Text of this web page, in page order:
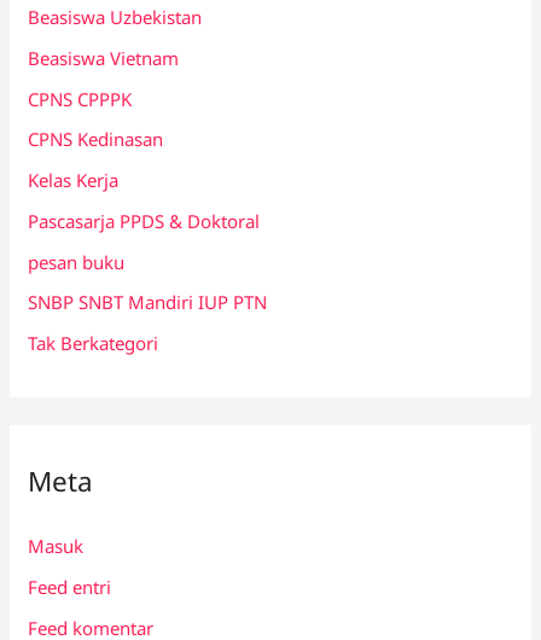
Beasiswa Uzbekistan
Beasiswa Vietnam
CPNS CPPPK
CPNS Kedinasan
Kelas Kerja
Pascasarja PPDS & Doktoral
pesan buku
SNBP SNBT Mandiri IUP PTN
Tak Berkategori
Meta
Masuk
Feed entri
Feed komentar